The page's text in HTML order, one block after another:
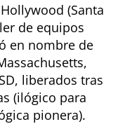
(Santa
de equipos
en nombre de
liberados tras
(ilógico para
pionera).